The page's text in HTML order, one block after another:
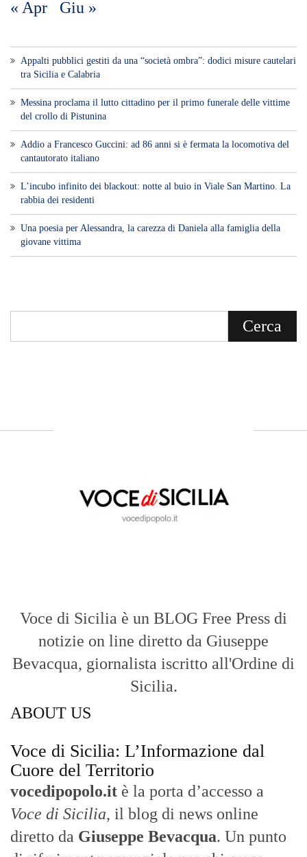
« Apr Giu »
Appalti pubblici gestiti da una “società ombra”: dodici misure cautelari
tra Sicilia e Calabria
Messina proclama il lutto cittadino per il primo funerale delle vittime
del crollo di Pistunina
Addio a Francesco Guccini: ad 86 anni si è fermata la locomotiva del
cantautorato italiano
L’incubo infinito dei blackout: notte al buio in Viale San Martino. La
rabbia dei residenti
Una poesia per Alessandra, la carezza di Daniela alla famiglia della
giovane vittima
Voce di Sicilia è un BLOG Free Press di
notizie on line diretto da Giuseppe
Bevacqua, giornalista iscritto all'Ordine di
Sicilia.
ABOUT US
Voce di Sicilia: L’Informazione dal
Cuore del Territorio
vocedipopolo.it è la porta d’accesso a
Voce di Sicilia, il blog di news online
diretto da Giuseppe Bevacqua. Un punto